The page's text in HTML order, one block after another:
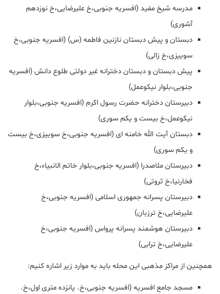
مدرسه شیخ مفید (افسریه جنوبی،خ علیرضایی،خ نوزدهم
آشوری)
دبستان و پیش دبستان نازنین فاطمه (س) (افسریه جنوبی،خ
سوییزی،خ زالی)
پیش دبستان و دبستان دخترانه غیر دولتی طلوع دانش (افسریه
جنوبی،بلوار نیکوعمل)
دبیرستان دخترانه حضرت رسول اکرم (افسریه جنوبی،بلوار
نیکوعمل،خ بیست و یکم سوری)
دبستان آیت الله خامنه ای (افسریه جنوبی،خ سوییزی،خ بیست
و یکم سوری)
دبیرستان ملاصدرا (افسریه جنوبی،بلوار خاتم الانبیاء،خ
فخارنیا،خ ثروتی)
دبیرستان پسرانه جمهوری اسلامی (افسریه جنوبی،خ
علیرضایی،خ ترزبان)
دبیرستان هوشمند پسرانه پرواس (افسریه جنوبی،خ
علیرضایی،خ ترابی)
همچنین از مراکز مذهبی این محله باید به موارد زیر اشاره کنیم:
مسجد جامع افسریه (افسریه جنوبی،خ. پانزده متری اول،خ.